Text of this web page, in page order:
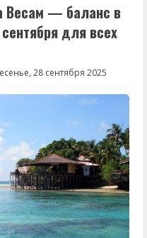
Весам — баланс в
для всех
28 сентября 2025